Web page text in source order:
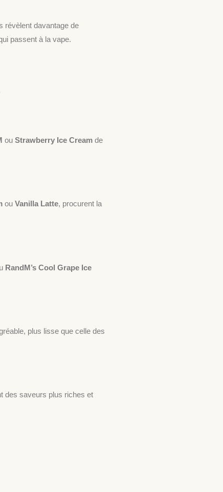
révèlent davantage de
passent à la vape.
ou Strawberry Ice Cream de
ou Vanilla Latte, procurent la
RandM’s Cool Grape Ice
plus lisse que celle des
des saveurs plus riches et